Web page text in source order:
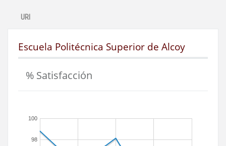
URI
Escuela Politécnica Superior de Alcoy
% Satisfacción
98
100